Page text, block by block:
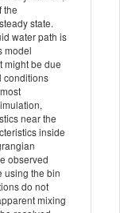
the
state.
water path is
model
might be due
conditions
near the
inside
observed
using the bin
do not
mixing